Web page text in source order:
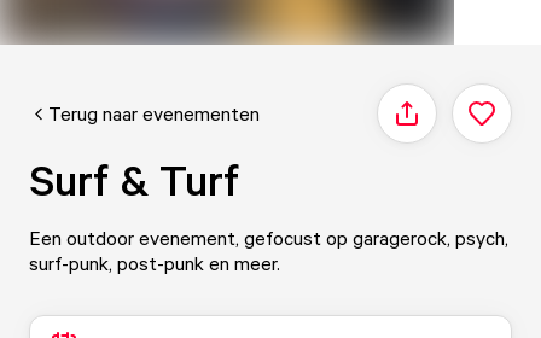
Terug naar evenementen Delen
Surf & Turf
Een outdoor evenement, gefocust op garagerock, psych,
surf-punk, post-punk en meer.